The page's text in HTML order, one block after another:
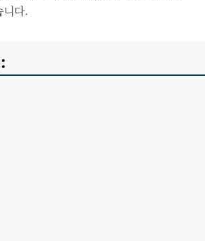
니다.